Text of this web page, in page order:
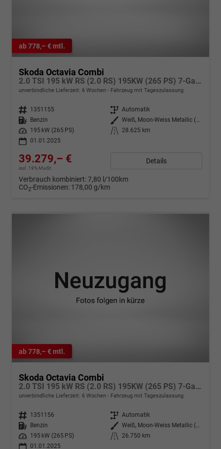
ab 778,– € mtl.
Skoda Octavia Combi
2.0 TSI 195 kW RS (2.0 RS) 195KW (265 PS) 7-Gang DSG
unverbindliche Lieferzeit: 6 Wochen Fahrzeug mit Tageszulassung
Fahrzeugnr. 1351155 Getriebe Automatik
Kraftstoff
Benzin Außenfarbe
Weiß, Moon-Weiss Metallic (2Y)
Leistung
195 kW (265 PS) Kilometerstand
28.625 km
01.01.2025
39.279,– €
incl. 19% MwSt.
Details
Verbrauch kombiniert:7,80 l/100km
CO2-Emissionen: 178,00 g/km
ab 778,– € mtl.
Skoda Octavia Combi
2.0 TSI 195 kW RS (2.0 RS) 195KW (265 PS) 7-Gang DSG
unverbindliche Lieferzeit: 6 Wochen Fahrzeug mit Tageszulassung
Fahrzeugnr. 1351156 Getriebe Automatik
Kraftstoff
Benzin Außenfarbe
Weiß, Moon-Weiss Metallic (2Y)
Leistung
195 kW (265 PS) Kilometerstand
26.750 km
01.01.2025